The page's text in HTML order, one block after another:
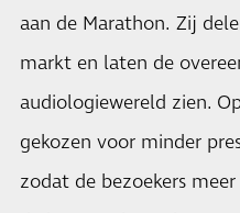
aan de Marathon. Zij
markt en laten de
audiologiewereld zien.
gekozen voor minder
zodat de bezoekers